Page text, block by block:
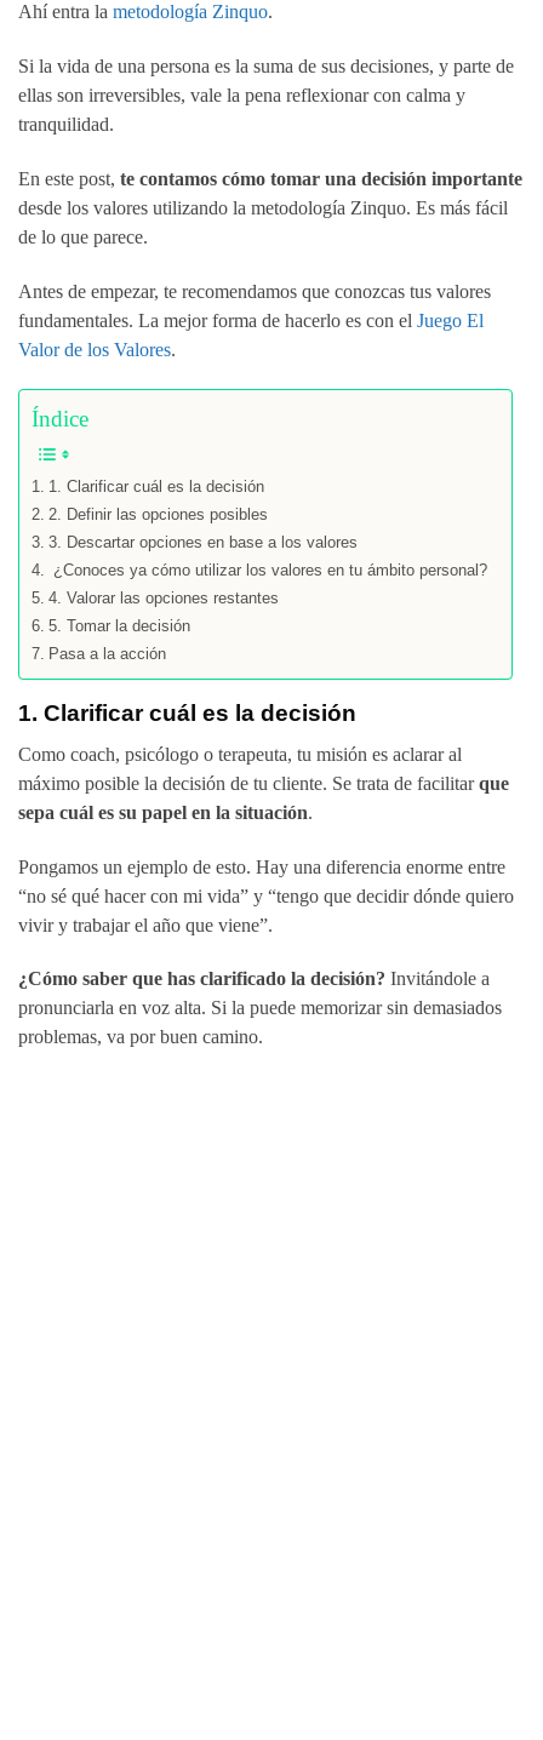
Ahí entra la metodología Zinquo.
Si la vida de una persona es la suma de sus decisiones, y parte de
ellas son irreversibles, vale la pena reflexionar con calma y
tranquilidad.
En este post, te contamos cómo tomar una decisión importante
desde los valores utilizando la metodología Zinquo. Es más fácil
de lo que parece.
Antes de empezar, te recomendamos que conozcas tus valores
fundamentales. La mejor forma de hacerlo es con el Juego El
Valor de los Valores.
Índice
1. Clarificar cuál es la decisión
2. Definir las opciones posibles
3. Descartar opciones en base a los valores
¿Conoces ya cómo utilizar los valores en tu ámbito personal?
4. Valorar las opciones restantes
5. Tomar la decisión
Pasa a la acción
1. Clarificar cuál es la decisión
Como coach, psicólogo o terapeuta, tu misión es aclarar al
máximo posible la decisión de tu cliente. Se trata de facilitarque
sepa cuál es su papel en la situación.
Pongamos un ejemplo de esto. Hay una diferencia enorme entre
“no sé qué hacer con mi vida” y “tengo que decidir dónde quiero
vivir y trabajar el año que viene”.
¿Cómo saber que has clarificado la decisión? Invitándole a
pronunciarla en voz alta. Si la puede memorizar sin demasiados
problemas, va por buen camino.